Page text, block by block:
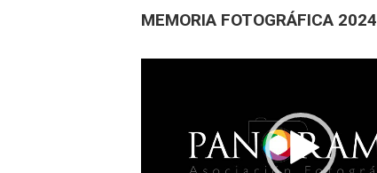
MEMORIA FOTOGRÁFICA 2024